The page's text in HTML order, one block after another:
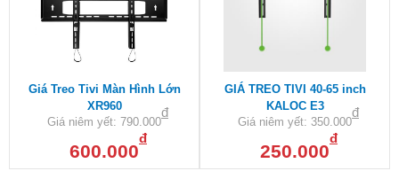
Giá Treo Tivi Màn Hình Lớn
XR960
Giá niêm yết: 790.000
đ
600.000
đ
GIÁ TREO TIVI 40-65 inch
KALOC E3
Giá niêm yết: 350.000
đ
250.000
đ